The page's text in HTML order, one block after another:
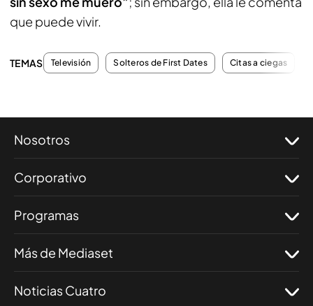
que puede vivir.
TEMAS Televisión Solteros de First Dates Citas a ciegas
Nosotros
Corporativo
Programas
Más de Mediaset
Noticias Cuatro